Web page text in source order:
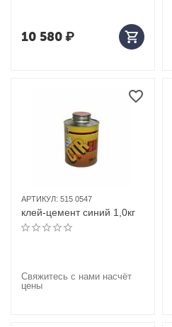
10 580₽
АРТИКУЛ: 515 0547
клей-цемент синий 1,0кг
Свяжитесь с нами насчёт
цены